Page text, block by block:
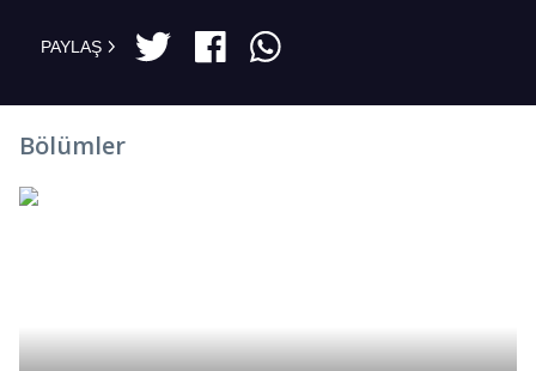
PAYLAŞ
Bölümler